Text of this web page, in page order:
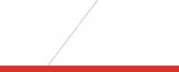
9h. a 13h. y de 16h. a 20h.